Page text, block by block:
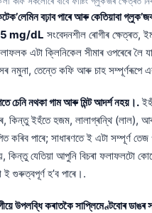
বঢ়াব পাৰে আৰু কেতিয়াবা
mg/dL সংবেদনশীল ৰোগীৰ ক্ষেত্ৰত,
এটা ক্লিনিকেল সীমাৰ ওপৰেৰে লৈ
নমুনা, তেন্তে কফি আৰু চাহ সম্পূৰ্ণৰূপে
চেনি নথকা গাম আৰু মিন্ট আদৰ্শ নহয়।.
কিন্তু ইহঁতে হজম, লালাগ্ৰন্থি (লাল),
কৰিব পাৰে; সাধাৰণতে ই এটা সম্পূৰ্ণ
কিন্তু যেতিয়া আপুনি বিচৰা ফলাফলটো
ই গুৰুত্বপূৰ্ণ হ’ব পাৰে।.
উপলব্ধি কৰাতকৈ সাপ্লিমেণ্টবোৰ